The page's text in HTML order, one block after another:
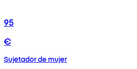
95
€
Sujetador de mujer